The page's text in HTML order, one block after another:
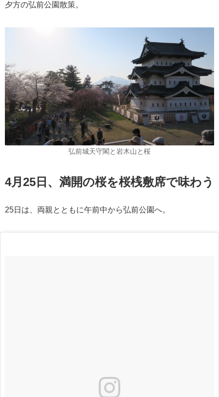
夕方の弘前公園散策。
弘前城天守閣と岩木山と桜
4月25日、満開の桜を桜桟敷席で味わう
25日は、両親とともに午前中から弘前公園へ。